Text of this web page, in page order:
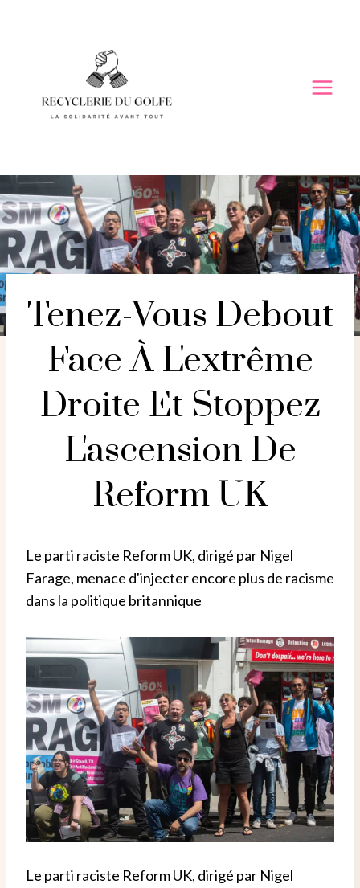
Tenez-Vous Debout
Face À L'extrême
Droite Et Stoppez
L'ascension De
Reform UK
Le parti raciste Reform UK, dirigé par Nigel
Farage, menace d'injecter encore plus de racisme
dans la politique britannique
Le parti raciste Reform UK, dirigé par Nigel